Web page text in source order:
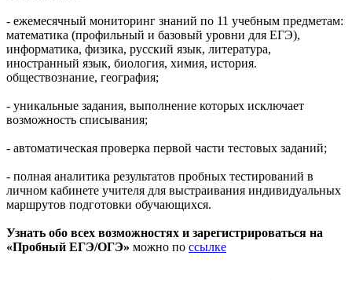
- ежемесячный мониторинг знаний по 11 учебным предметам:
математика (профильный и базовый уровни для ЕГЭ),
информатика, физика, русский язык, литература,
иностранный язык, биология, химия, история.
обществознание, география;
- уникальные задания, выполнение которых исключает
возможность списывания;
- автоматическая проверка первой части тестовых заданий;
- полная аналитика результатов пробных тестирований в
личном кабинете учителя для выстраивания индивидуальных
маршрутов подготовки обучающихся.
Узнать обо всех возможностях и зарегистрироваться на
«Пробный ЕГЭ/ОГЭ» можно по ссылке